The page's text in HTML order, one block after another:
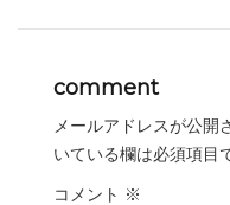
comment
メールアドレスが公開
いている欄は必須項目
コメント ※